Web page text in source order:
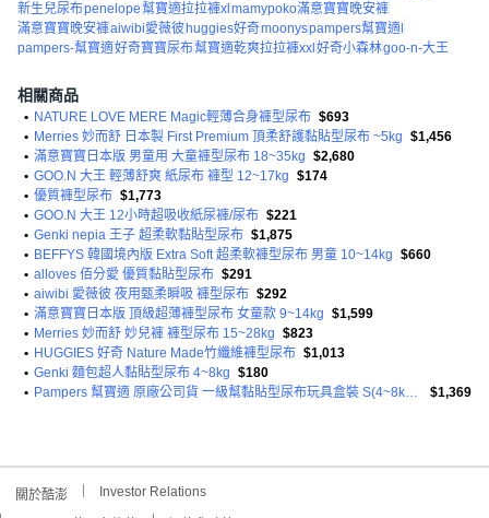
新生兒尿布penelope幫寶適拉拉褲xl mamypoko滿意寶寶晚安褲
滿意寶寶晚安褲aiwibi愛薇彼 huggies好奇moonyspampers幫寶適l
pampers-幫寶適好奇寶寶尿布幫寶適乾爽拉拉褲xxl 好奇小森林goo-n-大王
相關商品
• NATURE LOVE MERE Magic輕薄合身褲型尿布 $693
• Merries 妙而舒 日本製 First Premium 頂柔舒護黏貼型尿布 ~5kg $1,456
• 滿意寶寶日本版 男童用 大童褲型尿布 18~35kg $2,680
• GOO.N 大王 輕薄舒爽 紙尿布 褲型 12~17kg $174
• 優質褲型尿布 $1,773
• GOO.N 大王 12小時超吸收紙尿褲/尿布 $221
• Genki nepia 王子 超柔軟黏貼型尿布 $1,875
• BEFFYS 韓國境內版 Extra Soft 超柔軟褲型尿布 男童 10~14kg $660
• alloves 佰分愛 優質黏貼型尿布 $291
• aiwibi 愛薇彼 夜用甄柔瞬吸 褲型尿布 $292
• 滿意寶寶日本版 頂級超薄褲型尿布 女童款 9~14kg $1,599
• Merries 妙而舒 妙兒褲 褲型尿布 15~28kg $823
• HUGGIES 好奇 Nature Made竹纖維褲型尿布 $1,013
• Genki 麵包超人黏貼型尿布 4~8kg $180
•
Pampers 幫寶適 原廠公司貨 一級幫黏貼型尿布玩具盒裝 S(4~8kg) 120片 + M(6~11kg) 52片 + 嬰兒濕紙巾56張 $1,369
關於酷澎 Investor Relations